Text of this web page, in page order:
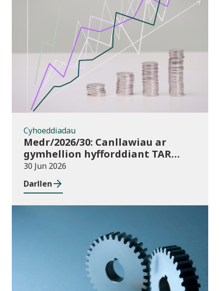
Cyhoeddiadau
Cyhoeddiadau
Medr/2026/30: Canllawiau ar
gymhellion hyfforddiant TAR
(Addysg Bellach) i athrawon yng
Nghymru blwyddyn academaidd
2026/27
30 Jun 2026
Darllen
Cyhoeddiadau